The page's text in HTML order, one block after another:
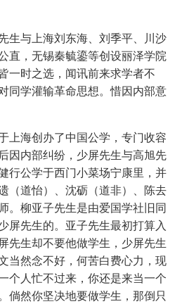
与上海刘东海、刘季平、川沙
直，无锡秦毓鎏等创设丽泽学院
一时之选，闻讯前来求学者不
同学灌输革命思想。惜因内部意
海创办了中国公学，专门收容
因内部纠纷，少屏先生与高旭先
行公学于西门小菜场宁康里，并
（道怡）、沈砺（道非）、陈去
。柳亚子先生是由爱国学社旧同
屏先生的。亚子先生最初打算入
先生却不要他做学生，少屏先生
当然念不好，何苦白费心力，现
个人忙不过来，你还是来当一个
倘然你坚决地要做学生，那倒只